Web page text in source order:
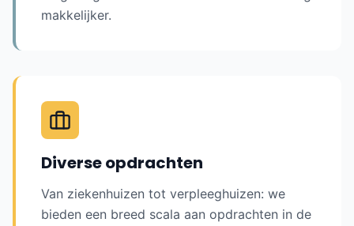
makkelijker.
Diverse opdrachten
Van ziekenhuizen tot verpleeghuizen: we
bieden een breed scala aan opdrachten in de